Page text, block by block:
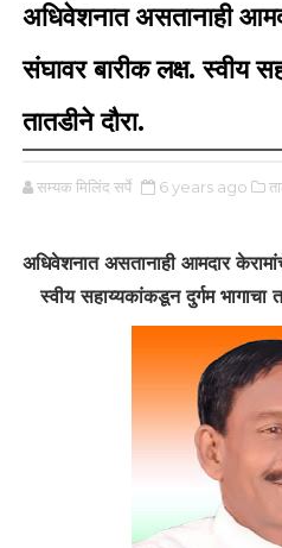
अधिवेशनात असतानाही
संघावर बारीक लक्ष. स्वीय
तातडीने दौरा.
सम्यक मिलिंद सर्पे 6 years ago
अधिवेशनात असतानाही आमदार
स्वीय सहाय्यकांकडून दुर्गम भागाचा